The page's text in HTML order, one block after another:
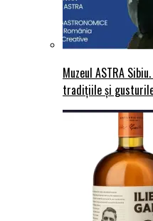
Muzeul ASTRA
tradițiile și gusturile